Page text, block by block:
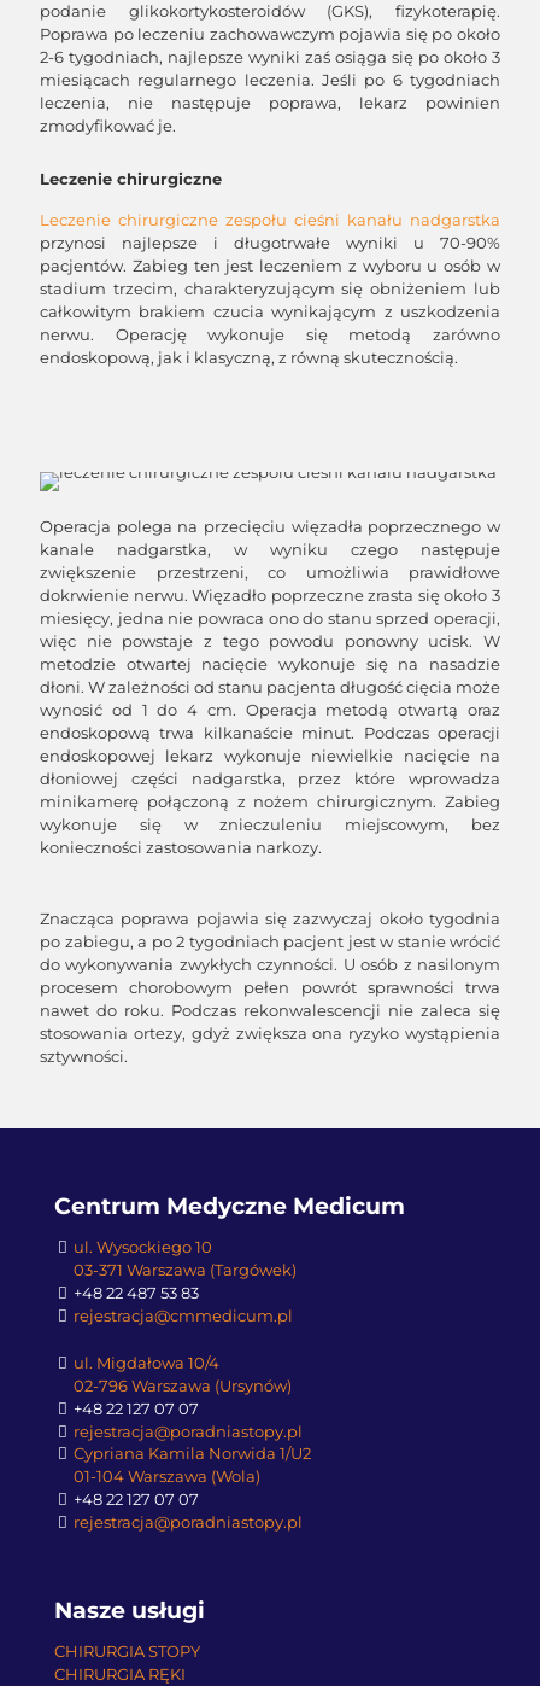
podanie glikokortykosteroidów (GKS), fizykoterapię.
Poprawa po leczeniu zachowawczym pojawia się po około
2-6 tygodniach, najlepsze wyniki zaś osiąga się po około 3
miesiącach regularnego leczenia. Jeśli po 6 tygodniach
leczenia, nie następuje poprawa, lekarz powinien
zmodyfikować je.
Leczenie chirurgiczne
Leczenie chirurgiczne zespołu cieśni kanału nadgarstka
przynosi najlepsze i długotrwałe wyniki u 70-90%
pacjentów. Zabieg ten jest leczeniem z wyboru u osób w
stadium trzecim, charakteryzującym się obniżeniem lub
całkowitym brakiem czucia wynikającym z uszkodzenia
nerwu. Operację wykonuje się metodą zarówno
endoskopową, jak i klasyczną, z równą skutecznością.
Operacja polega na przecięciu więzadła poprzecznego w
kanale nadgarstka, w wyniku czego następuje
zwiększenie przestrzeni, co umożliwia prawidłowe
dokrwienie nerwu. Więzadło poprzeczne zrasta się około 3
miesięcy, jedna nie powraca ono do stanu sprzed operacji,
więc nie powstaje z tego powodu ponowny ucisk. W
metodzie otwartej nacięcie wykonuje się na nasadzie
dłoni. W zależności od stanu pacjenta długość cięcia może
wynosić od 1 do 4 cm. Operacja metodą otwartą oraz
endoskopową trwa kilkanaście minut. Podczas operacji
endoskopowej lekarz wykonuje niewielkie nacięcie na
dłoniowej części nadgarstka, przez które wprowadza
minikamerę połączoną z nożem chirurgicznym. Zabieg
wykonuje się w znieczuleniu miejscowym, bez
konieczności zastosowania narkozy.
Znacząca poprawa pojawia się zazwyczaj około tygodnia
po zabiegu, a po 2 tygodniach pacjent jest w stanie wrócić
do wykonywania zwykłych czynności. U osób z nasilonym
procesem chorobowym pełen powrót sprawności trwa
nawet do roku. Podczas rekonwalescencji nie zaleca się
stosowania ortezy, gdyż zwiększa ona ryzyko wystąpienia
sztywności.
Centrum Medyczne Medicum
ul. Wysockiego 10
03-371 Warszawa (Targówek)
+48 22 487 53 83
rejestracja@cmmedicum.pl
ul. Migdałowa 10/4
02-796 Warszawa (Ursynów)
+48 22 127 07 07
rejestracja@poradniastopy.pl
Cypriana Kamila Norwida 1/U2
01-104 Warszawa (Wola)
+48 22 127 07 07
rejestracja@poradniastopy.pl
Nasze usługi
CHIRURGIA STOPY
CHIRURGIA RĘKI